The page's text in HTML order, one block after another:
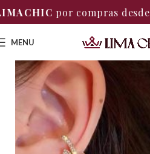
por compras desde S/ 200
MENU